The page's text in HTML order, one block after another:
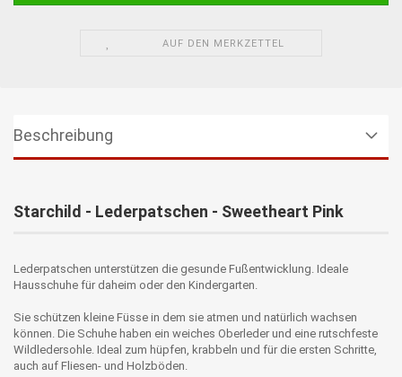
AUF DEN MERKZETTEL
Beschreibung
Starchild - Lederpatschen - Sweetheart Pink
Lederpatschen unterstützen die gesunde Fußentwicklung. Ideale
Hausschuhe für daheim oder den Kindergarten.
Sie schützen kleine Füsse in dem sie atmen und natürlich wachsen
können. Die Schuhe haben ein weiches Oberleder und eine rutschfeste
Wildledersohle. Ideal zum hüpfen, krabbeln und für die ersten Schritte,
auch auf Fliesen- und Holzböden.